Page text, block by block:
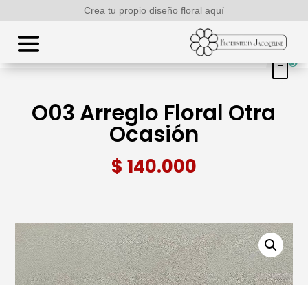
Crea tu propio diseño floral aquí
0
O03 Arreglo Floral Otra
Ocasión
$ 140.000